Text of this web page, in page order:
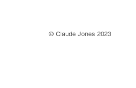
© Claude Jones 2023